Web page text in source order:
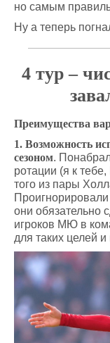
но самым
Ну а теперь
4 тур –
Преимущества
1. Возможность
сезоном.
ротации (я к
того из пары
они обязательно
игроков МЮ в
для таких целей